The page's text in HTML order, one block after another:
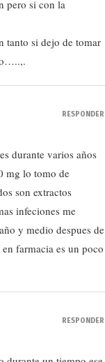
pero si con la
tanto si dejo de tomar
durante varios años
mg lo tomo de
son extractos
infeciones me
y medio despues de
farmacia es un poco
RESPONDER
RESPONDER